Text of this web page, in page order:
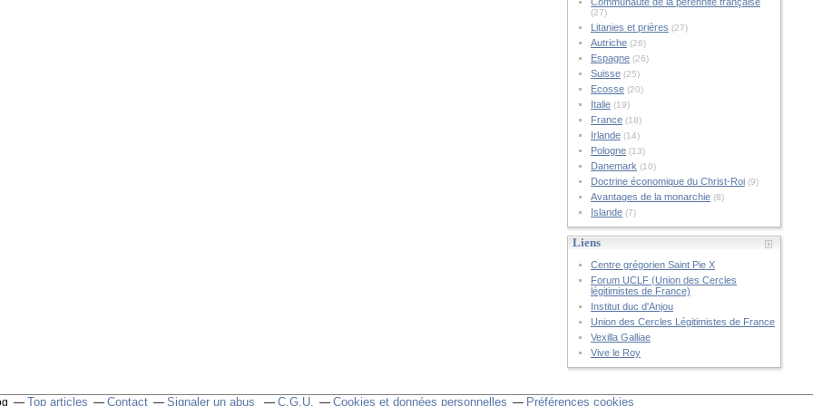
(27)
Litanies et prières (27)
Autriche(26)
Espagne(26)
Suisse(25)
Ecosse(20)
Italie(19)
France(18)
Irlande(14)
Pologne(13)
Danemark (10)
Doctrine économique du Christ-Roi(9)
Avantages de la monarchie(8)
Islande(7)
Liens
Centre grégorien Saint Pie X
Forum UCLF (Union des Cercles
légitimistes de France)
Institut duc d'Anjou
Union des Cercles Légitimistes de France
Vexilla Galliae
Vive le Roy
Top articles Contact Signaler un abus C.G.U. Cookies et données personnelles Préférences cookies